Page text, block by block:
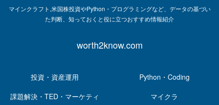
マインクラフト,米国株投資やPython・プログラミングなど、データの基づい
た判断、知っておくと役に立つおすすめ情報紹介
worth2know.com
投資・資産運用
Python・Coding
課題解決・TED・マーケティ
マイクラ